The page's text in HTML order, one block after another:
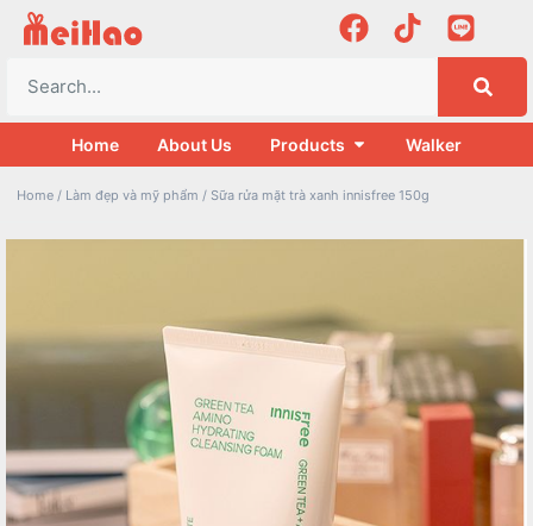
Home About Us Products Walker
Home / Làm đẹp và mỹ phẩm / Sữa rửa mặt trà xanh innisfree 150g